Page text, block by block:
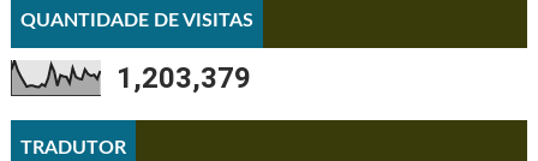
QUANTIDADE DE VISITAS
1,203,379
TRADUTOR